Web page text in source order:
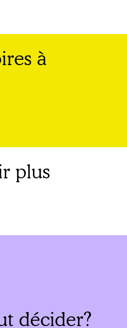
essayer un Urban
à
plus
décider?